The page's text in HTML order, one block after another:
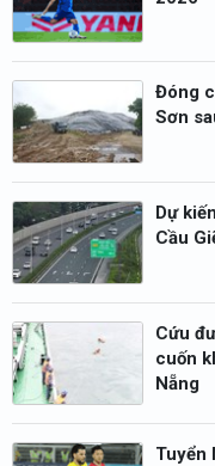
Đóng
Sơn
Dự
Cầu
Cứu
cuốn
Nẵng
Tuyển